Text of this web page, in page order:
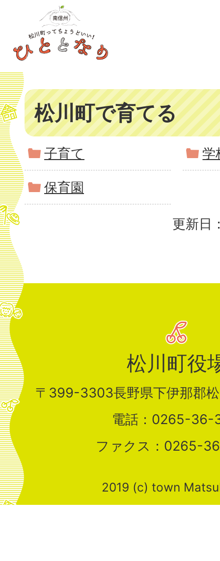
松川町で育てる
子育て 学
保育園
更新日
松川町役
〒399-3303長野県下伊那郡
電話：0265-36-
ファクス：0265-
2019 (c) town